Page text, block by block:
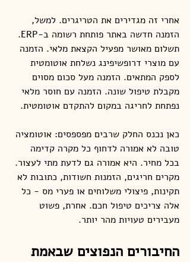
אחרי זה מגדירים את הטריגרים. למשל,
הזמנה חדשה באתר פותחת רשומה ב-ERP.
תשלום מאושר מפעיל הקצאת מלאי. הזמנה
עם מוצרי דרופשיפינג נשלחת אוטומטית
לספק המתאים. הזמנה מעל סכום מסוים
מקבלת טיפול שונה. הזמנה עם חוסר מלאי
נפתחת לחריגה במקום להתקדם אוטומטית.
כאן נכנס החלק שרבים מפספסים: אוטומציה
טובה לא אמורה לדחוף כל מקרה קדימה
בכל מחיר. היא אמורה גם לדעת מתי לעצור.
מקרים חריגים, הזמנות חשודות, כתובות לא
תקינות, פיצולי משלוחים או פערי מס - כל
אלה צריכים טיפול חכם. אחרת, פשוט
מעבירים טעויות מהר יותר.
החיבורים הנפוצים שבאמת